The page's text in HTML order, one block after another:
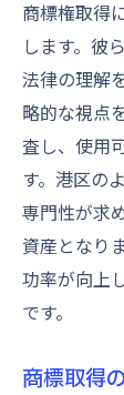
法
港
要
港区
き弁
商
港
弁
イ
商標権取得
します。彼
法律の理解
略的な視点
査し、使用
す。港区の
専門性が求
資産となり
功率が向上
です。
商標取得